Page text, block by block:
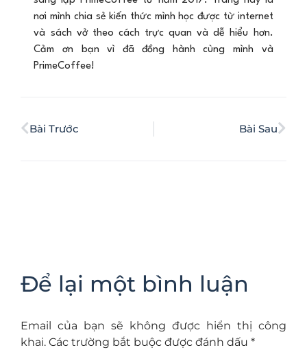
nơi mình chia sẻ kiến thức mình học được từ internet
và sách vở theo cách trực quan và dễ hiểu hơn.
Cảm ơn bạn vì đã đồng hành cùng mình và
PrimeCoffee!
Bài Trước Bài Sau
Để lại một bình luận
Email của bạn sẽ không được hiển thị công
khai. Các trường bắt buộc được đánh dấu *